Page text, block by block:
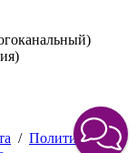
/ Политика